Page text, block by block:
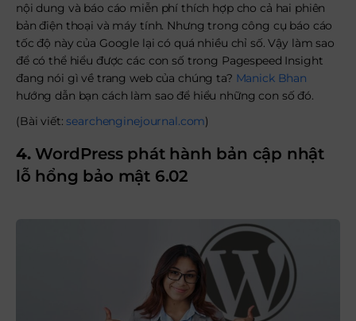
nội dung và báo cáo miễn phí thích hợp cho cả hai phiên
bản điện thoại và máy tính. Nhưng trong công cụ báo cáo
tốc độ này của Google lại có quá nhiều chỉ số. Vậy làm sao
để có thể hiểu được các con số trong Pagespeed Insight
đang nói gì về trang web của chúng ta? Manick Bhan
hướng dẫn bạn cách làm sao để hiểu những con số đó.
(Bài viết:searchenginejournal.com)
4. WordPress phát hành bản cập nhật
lỗ hổng bảo mật 6.02